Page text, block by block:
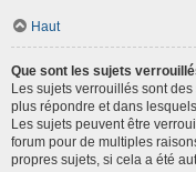
Haut
Que sont les sujets
Les sujets verrouillés sont
plus répondre et dans
Les sujets peuvent être
forum pour de multiples
propres sujets, si cela a été